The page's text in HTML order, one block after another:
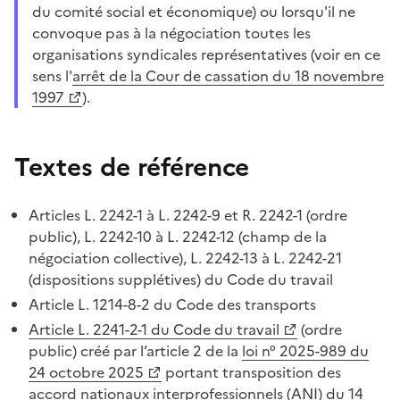
du comité social et économique) ou lorsqu'il ne
convoque pas à la négociation toutes les
organisations syndicales représentatives (voir en ce
sens l'arrêt de la Cour de cassation du 18 novembre
1997
).
Textes de référence
Articles L. 2242-1 à L. 2242-9 et R. 2242-1 (ordre
public), L. 2242-10 à L. 2242-12 (champ de la
négociation collective), L. 2242-13 à L. 2242-21
(dispositions supplétives) du Code du travail
Article L. 1214-8-2 du Code des transports
Article L. 2241-2-1 du Code du travail
(ordre
public) créé par l’article 2 de la loi n° 2025-989 du
24 octobre 2025
portant transposition des
accord nationaux interprofessionnels (ANI) du 14